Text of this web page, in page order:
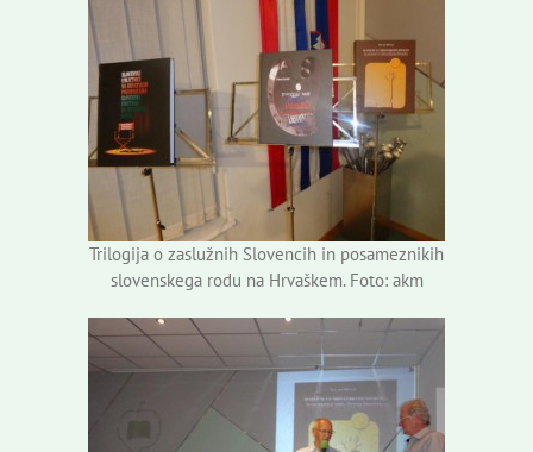
Trilogija o zaslužnih Slovencih in posameznikih
slovenskega rodu na Hrvaškem. Foto: akm